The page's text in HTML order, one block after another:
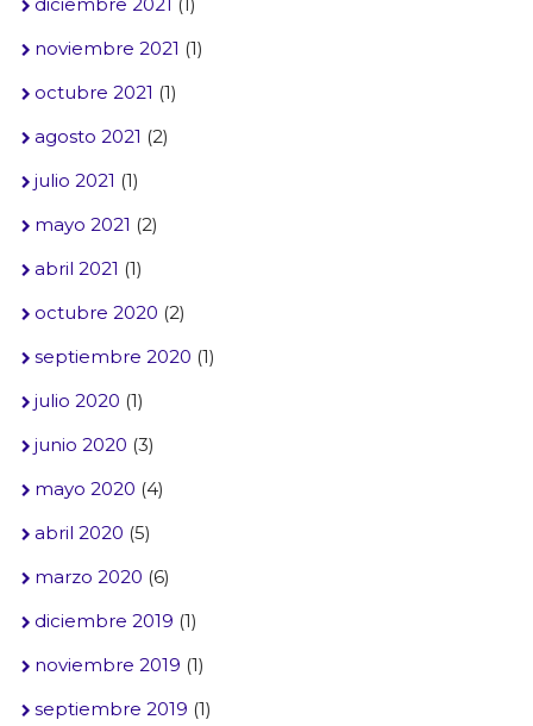
noviembre 2021 (1)
octubre 2021 (1)
agosto 2021 (2)
julio 2021 (1)
mayo 2021 (2)
abril 2021 (1)
octubre 2020 (2)
septiembre 2020 (1)
julio 2020 (1)
junio 2020 (3)
mayo 2020 (4)
abril 2020 (5)
marzo 2020 (6)
diciembre 2019 (1)
noviembre 2019 (1)
septiembre 2019 (1)